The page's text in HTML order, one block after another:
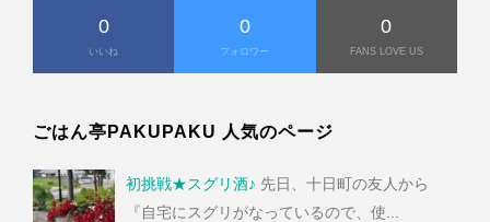
0
いいね
0
フォロワー
0
FANS LOVE US
ごはん亭PAKUPAKU 人気のページ
初挑戦★スグリ酒♪ 先日、十日町の友人から
『自宅にスグリがなっているので、使...